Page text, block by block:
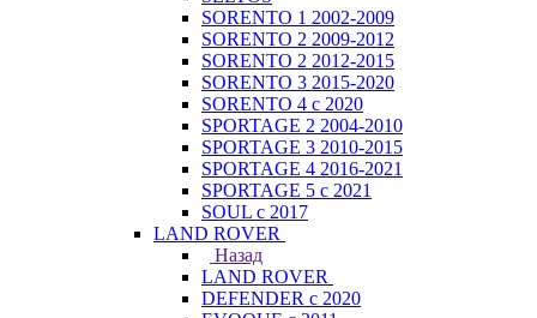
SORENTO 1 2002-2009
SORENTO 2 2009-2012
SORENTO 2 2012-2015
SORENTO 3 2015-2020
SORENTO 4 с 2020
SPORTAGE 2 2004-2010
SPORTAGE 3 2010-2015
SPORTAGE 4 2016-2021
SPORTAGE 5 с 2021
SOUL с 2017
LAND ROVER
Назад
LAND ROVER
DEFENDER с 2020